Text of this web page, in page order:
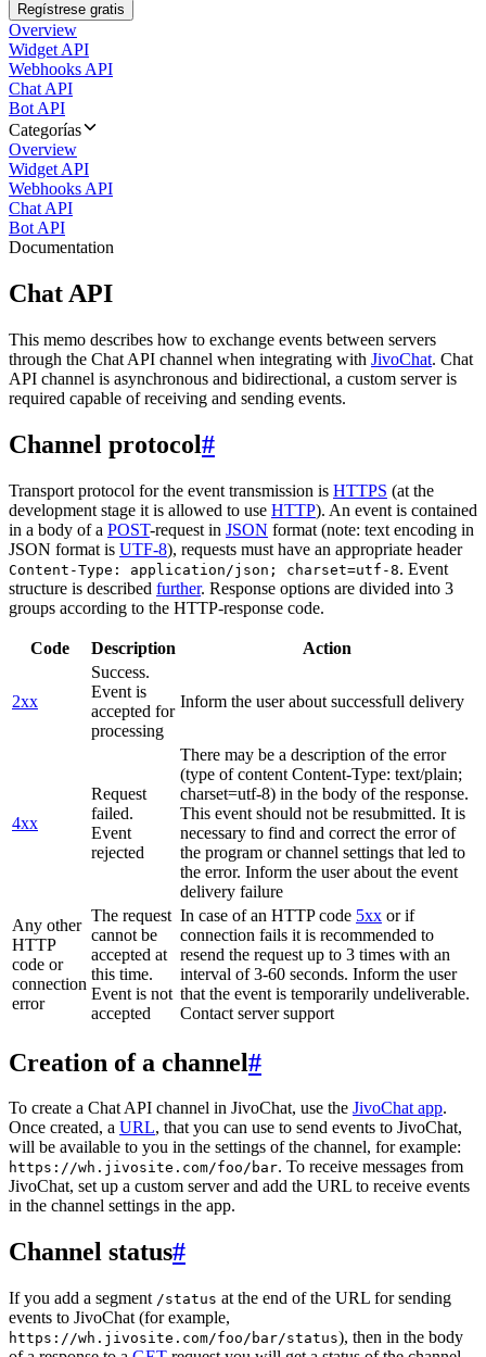
Regístrese gratis
Overview
Widget API
Webhooks API
Chat API
Bot API
Categorías
Overview
Widget API
Webhooks API
Chat API
Bot API
Documentation
Chat API
This memo describes how to exchange events between servers
through the Chat API channel when integrating with JivoChat. Chat
API channel is asynchronous and bidirectional, a custom server is
required capable of receiving and sending events.
Channel protocol#
Transport protocol for the event transmission is HTTPS (at the
development stage it is allowed to use HTTP). An event is contained
in a body of a POST-request in JSON format (note: text encoding in
JSON format is UTF-8), requests must have an appropriate header
Content-Type: application/json; charset=utf-8. Event
structure is described further. Response options are divided into 3
groups according to the HTTP-response code.
Code Description Action
2xx
Success.
Event is
accepted for
processing
Inform the user about successfull delivery
4xx
Request
failed.
Event
rejected
There may be a description of the error
(type of content Content-Type: text/plain;
charset=utf-8) in the body of the response.
This event should not be resubmitted. It is
necessary to find and correct the error of
the program or channel settings that led to
the error. Inform the user about the event
delivery failure
Any other
HTTP
code or
connection
error
The request
cannot be
accepted at
this time.
Event is not
accepted
In case of an HTTP code 5xx or if
connection fails it is recommended to
resend the request up to 3 times with an
interval of 3-60 seconds. Inform the user
that the event is temporarily undeliverable.
Contact server support
Creation of a channel#
To create a Chat API channel in JivoChat, use the JivoChat app.
Once created, a URL, that you can use to send events to JivoChat,
will be available to you in the settings of the channel, for example:
https://wh.jivosite.com/foo/bar. To receive messages from
JivoChat, set up a custom server and add the URL to receive events
in the channel settings in the app.
Channel status#
If you add a segment /status at the end of the URL for sending
events to JivoChat (for example,
https://wh.jivosite.com/foo/bar/status), then in the body